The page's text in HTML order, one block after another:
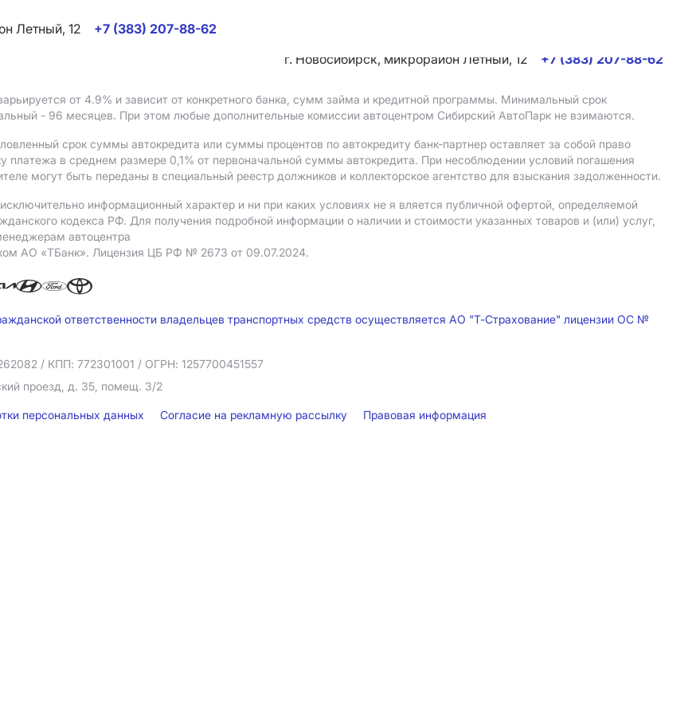
Летный, 12
+7 (383) 207-88-62
г. Новосибирск, микрорайон Летный, 12
+7 (383) 207-88-62
от 4.9% и зависит от конкретного банка, сумм займа и кредитной программы. Минимальный срок
- 96 месяцев. При этом любые дополнительные комиссии автоцентром Сибирский АвтоПарк не взимаются.
срок суммы автокредита или суммы процентов по автокредиту банк-партнер оставляет за собой право
платежа в среднем размере 0,1% от первоначальной суммы автокредита. При несоблюдении условий погашения
могут быть переданы в специальный реестр должников и коллекторское агентство для взыскания задолженности.
информационный характер и ни при каких условиях не я вляется публичной офертой, определяемой
кодекса РФ. Для получения подробной информации о наличии и стоимости указанных товаров и (или) услуг,
автоцентра
АO «ТБанк». Лицензия ЦБ РФ № 2673 от 09.07.2024.
ответственности владельцев транспортных средств осуществляется АО "Т-Страхование" лицензии ОС №
/ КПП: 772301001 / ОГРН: 1257700451557
проезд, д. 35, помещ. 3/2
персональных данных Согласие на рекламную рассылку Правовая информация